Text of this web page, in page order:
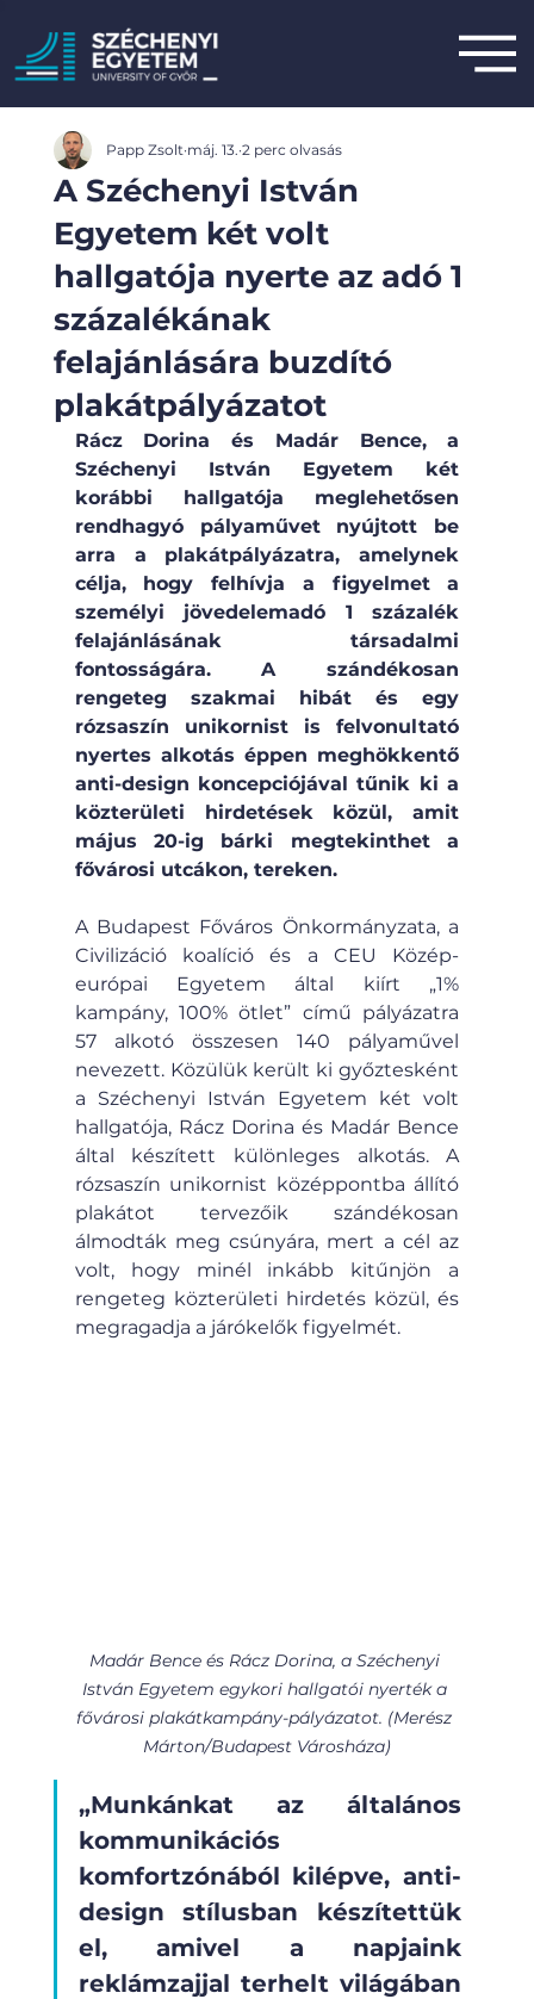
A Széchenyi István
Egyetem két volt
hallgatója nyerte az adó 1
százalékának
felajánlására buzdító
plakátpályázatot
Papp Zsolt máj. 13. 2 perc olvasás
Rácz Dorina és Madár Bence, a
Széchenyi István Egyetem két
korábbi hallgatója meglehetősen
rendhagyó pályaművet nyújtott be
arra a plakátpályázatra, amelynek
célja, hogy felhívja a figyelmet a
személyi jövedelemadó 1 százalék
felajánlásának társadalmi
fontosságára. A szándékosan
rengeteg szakmai hibát és egy
rózsaszín unikornist is felvonultató
nyertes alkotás éppen meghökkentő
anti-design koncepciójával tűnik ki a
közterületi hirdetések közül, amit
május 20-ig bárki megtekinthet a
fővárosi utcákon, tereken.
A Budapest Főváros Önkormányzata, a
Civilizáció koalíció és a CEU Közép-
európai Egyetem által kiírt „1%
kampány, 100% ötlet” című pályázatra
57 alkotó összesen 140 pályaművel
nevezett. Közülük került ki győztesként
a Széchenyi István Egyetem két volt
hallgatója, Rácz Dorina és Madár Bence
által készített különleges alkotás. A
rózsaszín unikornist középpontba állító
plakátot tervezőik szándékosan
álmodták meg csúnyára, mert a cél az
volt, hogy minél inkább kitűnjön a
rengeteg közterületi hirdetés közül, és
megragadja a járókelők figyelmét.
Madár Bence és Rácz Dorina, a Széchenyi
István Egyetem egykori hallgatói nyerték a
fővárosi plakátkampány-pályázatot. (Merész
Márton/Budapest Városháza)
„Munkánkat az általános
kommunikációs
komfortzónából kilépve, anti-
design stílusban készítettük
el, amivel a napjaink
reklámzajjal terhelt világában